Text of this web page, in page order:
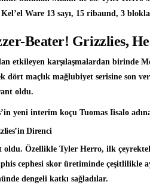
Ware 13 sayı, 15 ribaund, 3
Beater! Grizzlies,
etkileyen karşılaşmalardan birinde
maçlık mağlubiyet serisine son
oldu.
yeni interim koçu Tuomas Iisalo
Direnci
Özellikle Tyler Herro, ilk çeyrekteki
cephesi skor üretiminde çeşitlilikle
dengeli katkı sağladılar.